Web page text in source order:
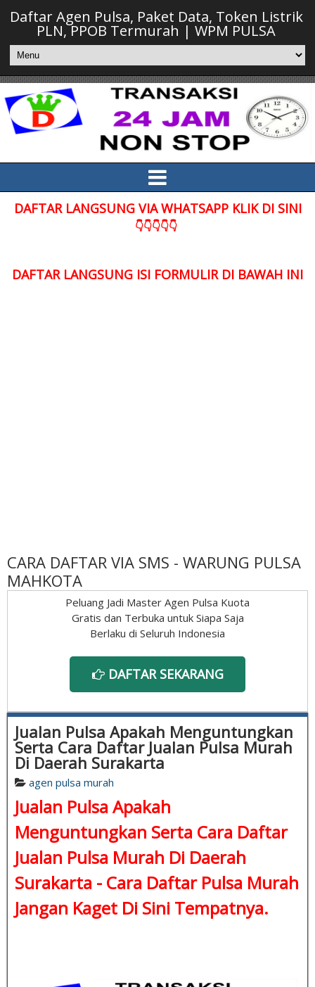
Daftar Agen Pulsa, Paket Data, Token Listrik
PLN, PPOB Termurah | WPM PULSA
DAFTAR LANGSUNG VIA WHATSAPP KLIK DI SINI
👇👇👇👇👇
DAFTAR LANGSUNG ISI FORMULIR DI BAWAH INI
CARA DAFTAR VIA SMS - WARUNG PULSA
MAHKOTA
Peluang Jadi Master Agen Pulsa Kuota
Gratis dan Terbuka untuk Siapa Saja
Berlaku di Seluruh Indonesia
DAFTAR SEKARANG
Jualan Pulsa Apakah Menguntungkan
Serta Cara Daftar Jualan Pulsa Murah
Di Daerah Surakarta
agen pulsa murah
Jualan Pulsa Apakah
Menguntungkan Serta Cara Daftar
Jualan Pulsa Murah Di Daerah
Surakarta - Cara Daftar Pulsa Murah
Jangan Kaget Di Sini Tempatnya.